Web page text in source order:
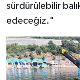
sürdürülebilir
edeceğiz."